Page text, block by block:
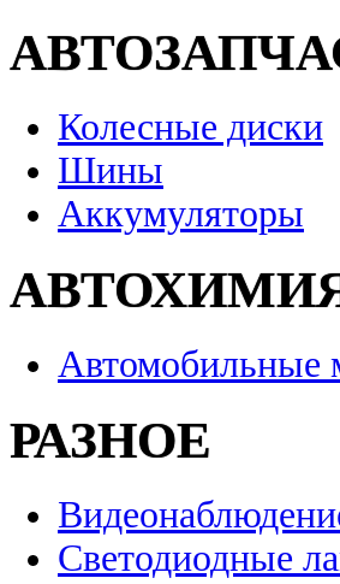
Колесные диски
Шины
Аккумуляторы
Автомобильные
РАЗНОЕ
Светодиодные